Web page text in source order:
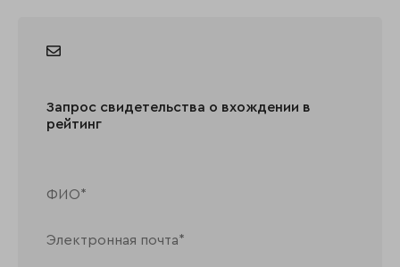
Запрос свидетельства о вхождении в
рейтинг